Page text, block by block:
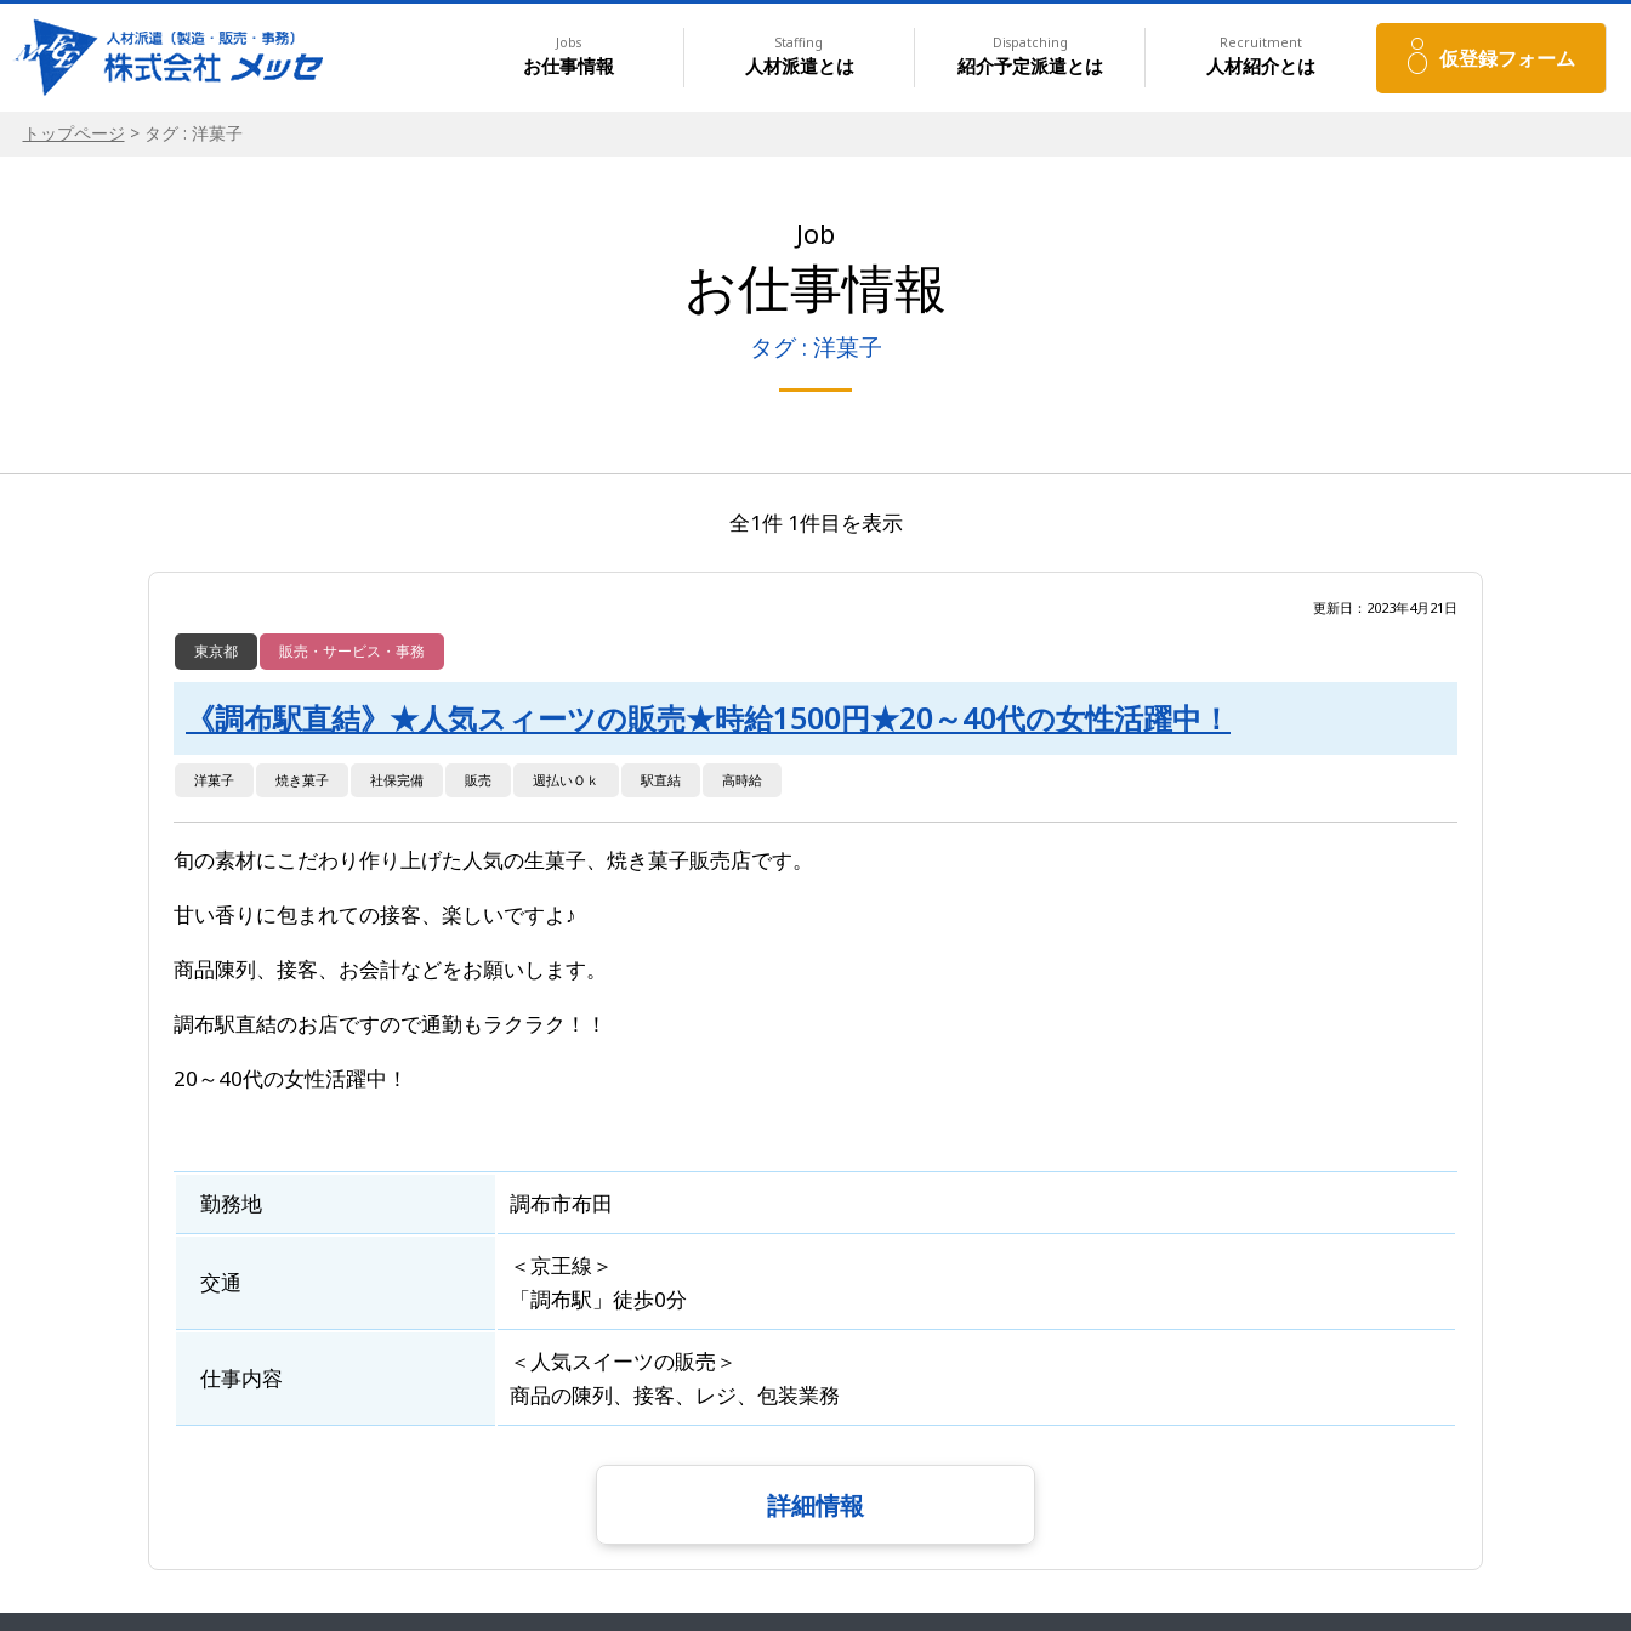
Jobs
お仕事情報
Staffing
人材派遣とは
Dispatching
紹介予定派遣とは
Recruitment
人材紹介とは 仮登録フォーム
トップページ > タグ : 洋菓子
Job
お仕事情報
タグ : 洋菓子
全1件 1件目を表示
更新日：2023年4月21日
東京都 販売・サービス・事務
《調布駅直結》★人気スィーツの販売★時給1500円★20～40代の女性活躍中！
洋菓子 焼き菓子 社保完備 販売 週払いＯｋ 駅直結 高時給
旬の素材にこだわり作り上げた人気の生菓子、焼き菓子販売店です。
甘い香りに包まれての接客、楽しいですよ♪
商品陳列、接客、お会計などをお願いします。
調布駅直結のお店ですので通勤もラクラク！！
20～40代の女性活躍中！
勤務地 調布市布田
交通
＜京王線＞
「調布駅」徒歩0分
仕事内容
＜人気スイーツの販売＞
商品の陳列、接客、レジ、包装業務
詳細情報